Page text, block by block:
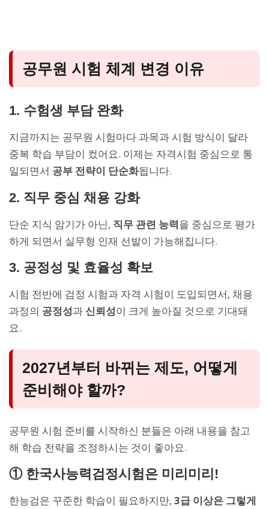
공무원 시험 체계 변경 이유
1. 수험생 부담 완화
지금까지는 공무원 시험마다 과목과 시험 방식이 달라
중복 학습 부담이 컸어요. 이제는 자격시험 중심으로 통
일되면서 공부 전략이 단순화됩니다.
2. 직무 중심 채용 강화
단순 지식 암기가 아닌, 직무 관련 능력을 중심으로 평가
하게 되면서 실무형 인재 선발이 가능해집니다.
3. 공정성 및 효율성 확보
시험 전반에 검정 시험과 자격 시험이 도입되면서, 채용
과정의 공정성과 신뢰성이 크게 높아질 것으로 기대돼
요.
2027년부터 바뀌는 제도, 어떻게
준비해야 할까?
공무원 시험 준비를 시작하신 분들은 아래 내용을 참고
해 학습 전략을 조정하시는 것이 좋아요.
① 한국사능력검정시험은 미리미리!
한능검은 꾸준한 학습이 필요하지만, 3급 이상은 그렇게